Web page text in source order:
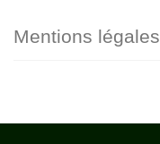
Mentions légales